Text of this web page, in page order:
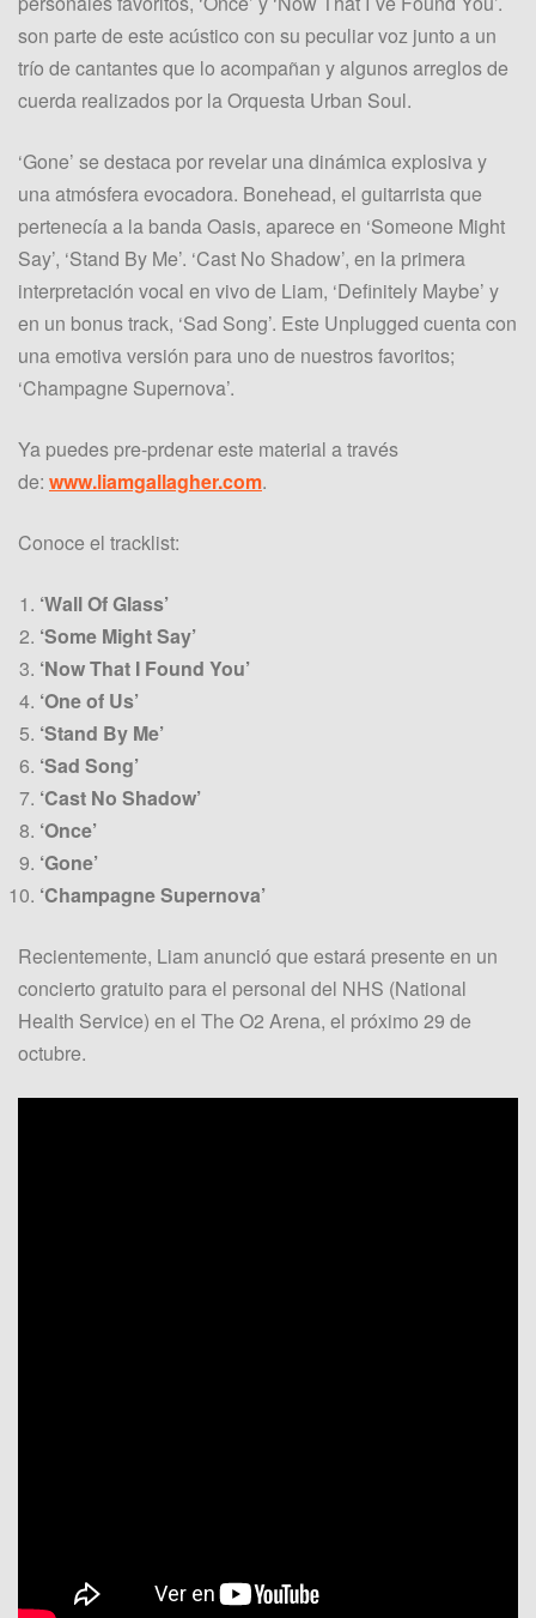
son parte de este acústico con su peculiar voz junto a un
trío de cantantes que lo acompañan y algunos arreglos de
cuerda realizados por la Orquesta Urban Soul.
‘Gone’ se destaca por revelar una dinámica explosiva y
una atmósfera evocadora. Bonehead, el guitarrista que
pertenecía a la banda Oasis, aparece en ‘Someone Might
Say’, ‘Stand By Me’. ‘Cast No Shadow’, en la primera
interpretación vocal en vivo de Liam, ‘Definitely Maybe’ y
en un bonus track, ‘Sad Song’. Este Unplugged cuenta con
una emotiva versión para uno de nuestros favoritos;
‘Champagne Supernova’.
Ya puedes pre-prdenar este material a través
de: www.liamgallagher.com.
Conoce el tracklist:
‘Wall Of Glass’
‘Some Might Say’
‘Now That I Found You’
‘One of Us’
‘Stand By Me’
‘Sad Song’
‘Cast No Shadow’
‘Once’
‘Gone’
‘Champagne Supernova’
Recientemente, Liam anunció que estará presente en un
concierto gratuito para el personal del NHS (National
Health Service) en el The O2 Arena, el próximo 29 de
octubre.